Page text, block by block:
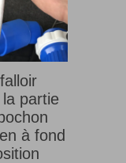
partie
à fond